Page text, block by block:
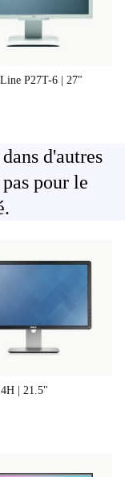
P27T-6 | 27"
d'autres
pour le
| 21.5"